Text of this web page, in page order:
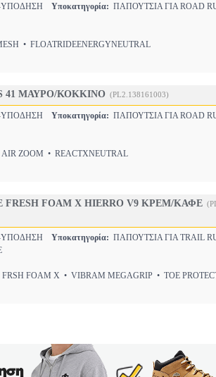
ΥΠΟΔΗΣΗ Υποκατηγορία: ΠΑΠΟΥΤΣΙΑ ΓΙΑ ROAD
• FLOATRIDEENERGYNEUTRAL
41 ΜΑΥΡΟ/ΚΟΚΚΙΝΟ (PL2.138161003)
ΥΠΟΔΗΣΗ Υποκατηγορία: ΠΑΠΟΥΤΣΙΑ ΓΙΑ ROAD
ZOOM • REACTXNEUTRAL
FRESH FOAM X HIERRO V9 ΚΡΕΜ/ΚΑΦΕ
ΥΠΟΔΗΣΗ Υποκατηγορία: ΠΑΠΟΥΤΣΙΑ ΓΙΑ TRAIL
FOAM X • VIBRAM MEGAGRIP • TOE